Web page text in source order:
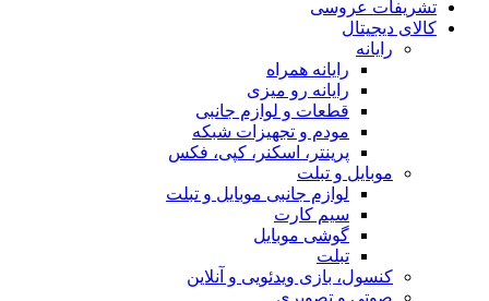
تشریفات عروسی
کالای دیجیتال
رایانه
رایانه همراه
رایانه رو میزی
قطعات و لوازم جانبی
مودم و تجهیزات شبکه
پرینتر، اسکنر، کپی، فکس
موبایل و تبلت
لوازم جانبی موبایل و تبلت
سیم کارت
گوشی موبایل
تبلت
کنسول، بازی‌ ویدئویی و آنلاین